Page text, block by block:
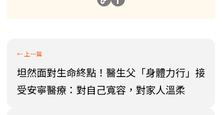
坦然面對生命終點！醫生父「身體力行」接
受安寧醫療：對自己寬容，對家人溫柔